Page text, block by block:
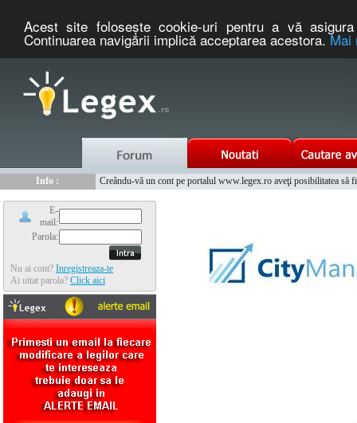
Acest site foloseşte cookie-uri pentru a vă
Continuarea navigării implică acceptarea acestora.Mai
Info :
www.tntauto.ro - Managementul Integrat al Parcului Auto
E-
mail:
Parola:
Nu ai cont? Inregistreaza-te
Ai uitat parola? Click aici